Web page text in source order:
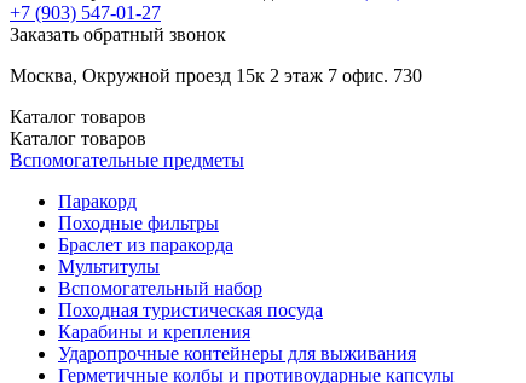
+7 (903) 547-01-27
Заказать обратный звонок
Москва, Окружной проезд 15к 2 этаж 7 офис. 730
Каталог товаров
Каталог товаров
Вспомогательные предметы
Паракорд
Походные фильтры
Браслет из паракорда
Мультитулы
Вспомогательный набор
Походная туристическая посуда
Карабины и крепления
Ударопрочные контейнеры для выживания
Герметичные колбы и противоударные капсулы